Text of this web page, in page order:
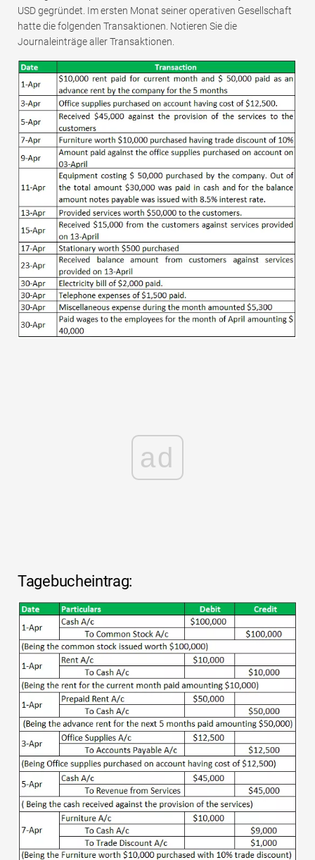
USD gegründet. Im ersten Monat seiner operativen Gesellschaft
hatte die folgenden Transaktionen. Notieren Sie die
Journaleinträge aller Transaktionen.
ad
Tagebucheintrag: